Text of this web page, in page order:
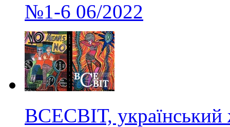
№1-6 06/2022
ВСЕСВІТ, український